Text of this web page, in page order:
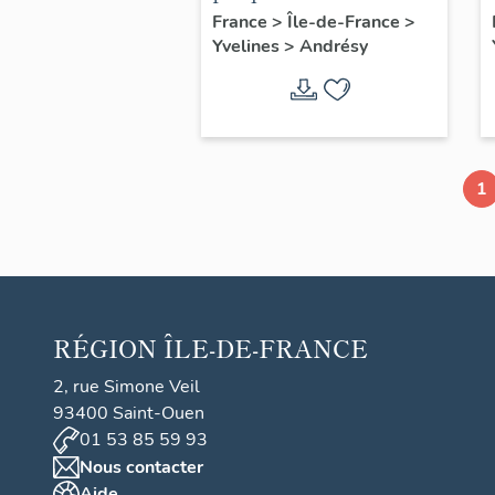
commémorative des
instituteurs de Seine
France > Île-de-France >
Yvelines> Andrésy
1
RÉGION ÎLE-DE-FRANCE
2, rue Simone Veil
93400 Saint-Ouen
01 53 85 59 93
Nous contacter